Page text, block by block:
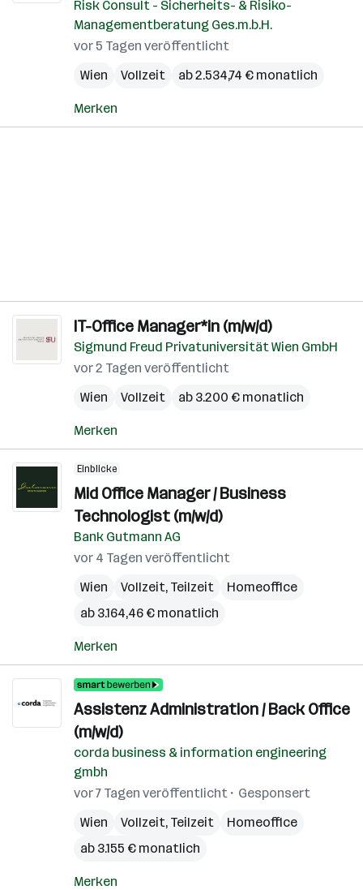
Risk Consult - Sicherheits- & Risiko-
Managementberatung Ges.m.b.H.
vor 5 Tagen veröffentlicht
Wien
Vollzeit ab 2.534,74 € monatlich
Merken
IT-Office Manager*in (m/w/d)
Sigmund Freud Privatuniversität Wien GmbH
vor 2 Tagen veröffentlicht
Wien
Vollzeit ab 3.200 € monatlich
Merken
Einblicke
Mid Office Manager / Business
Technologist (m/w/d)
Bank Gutmann AG
vor 4 Tagen veröffentlicht
Wien
Vollzeit, Teilzeit
Homeoffice
ab 3.164,46 € monatlich
Merken
Assistenz Administration / Back Office
(m/w/d)
corda business & information engineering
gmbh
vor 7 Tagen veröffentlicht
Gesponsert
Wien
Vollzeit, Teilzeit
Homeoffice
ab 3.155 € monatlich
Merken